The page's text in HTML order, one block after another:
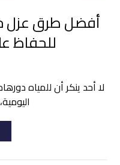
أفضل طرق عزل
للحفاظ
لا أحد ينكر أن للمياه